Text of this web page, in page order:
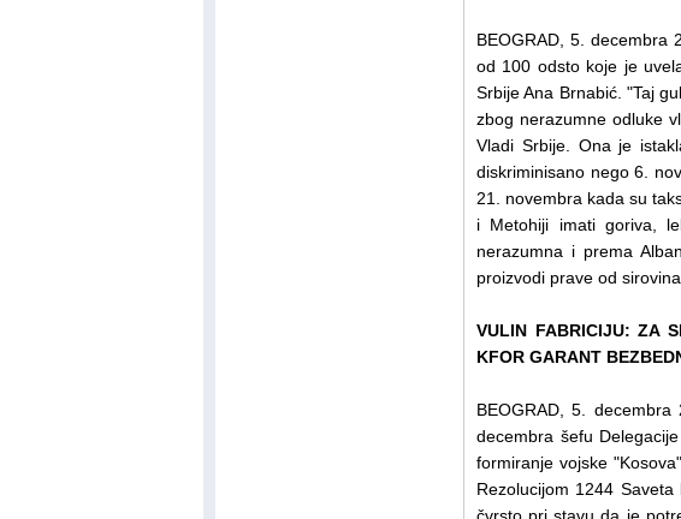
BEOGRAD, 5. decembra
od 100 odsto koje je
Srbije Ana Brnabić. "Taj
zbog nerazumne odluke
Vladi Srbije. Ona je
diskriminisano nego 6.
21. novembra kada su
i Metohiji imati goriva,
nerazumna i prema
proizvodi prave od
VULIN FABRICIJU: ZA
KFOR GARANT
BEOGRAD, 5.
decembra šefu
formiranje vojske
Rezolucijom 1244